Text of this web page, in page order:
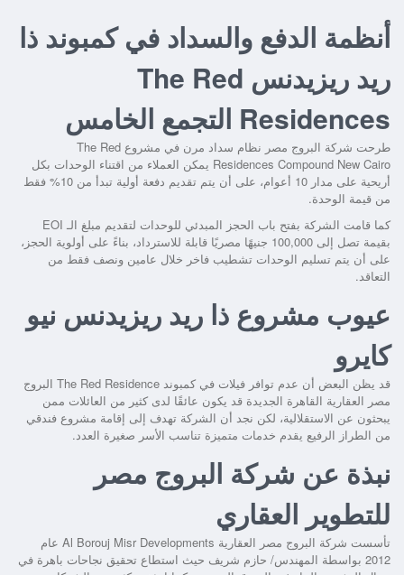
أنظمة الدفع والسداد في كمبوند ذا
ريد ريزيدنس The Red
Residences التجمع الخامس
طرحت شركة البروج مصر نظام سداد مرن في
مشروع The Red
Residences Compound New Cairo يمكن العملاء من اقتناء الوحدات بكل
أريحية على مدار 10 أعوام، على أن يتم تقديم دفعة أولية تبدأ من 10% فقط
من قيمة الوحدة.
كما قامت الشركة بفتح باب الحجز المبدئي للوحدات لتقديم مبلغ الـ EOI
بقيمة تصل إلى 100,000 جنيهًا مصريًا قابلة للاسترداد، بناءً على أولوية الحجز،
على أن يتم تسليم الوحدات تشطيب فاخر خلال عامين ونصف فقط من
التعاقد.
عيوب مشروع ذا ريد ريزيدنس نيو
كايرو
قد يظن البعض أن عدم توافر فيلات في
كمبوند The Red Residence البروج
مصر العقارية القاهرة الجديدة قد يكون عائقًا لدى كثير من العائلات ممن
يبحثون عن الاستقلالية، لكن نجد أن الشركة تهدف إلى إقامة مشروع فندقي
من الطراز الرفيع يقدم خدمات متميزة تناسب الأسر صغيرة العدد.
نبذة عن شركة البروج مصر
للتطوير العقاري
تأسست شركة البروج مصر العقارية Al Borouj Misr Developments عام
2012 بواسطة المهندس/ حازم شريف حيث استطاع تحقيق نجاحات باهرة في